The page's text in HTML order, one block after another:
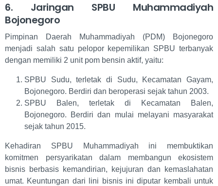
6. Jaringan SPBU Muhammadiyah
Bojonegoro
Pimpinan Daerah Muhammadiyah (PDM) Bojonegoro
menjadi salah satu pelopor kepemilikan SPBU terbanyak
dengan memiliki 2 unit pom bensin aktif, yaitu:
SPBU Sudu, terletak di Sudu, Kecamatan Gayam,
Bojonegoro. Berdiri dan beroperasi sejak tahun 2003.
SPBU Balen, terletak di Kecamatan Balen,
Bojonegoro. Berdiri dan mulai melayani masyarakat
sejak tahun 2015.
Kehadiran SPBU Muhammadiyah ini membuktikan
komitmen persyarikatan dalam membangun ekosistem
bisnis berbasis kemandirian, kejujuran dan kemaslahatan
umat. Keuntungan dari lini bisnis ini diputar kembali untuk